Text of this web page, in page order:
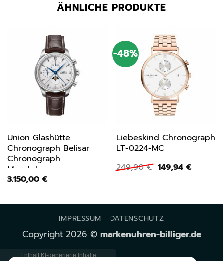
ÄHNLICHE PRODUKTE
Union Glashütte
Chronograph Belisar
Chronograph
Mondphase
D0094251601700
3.150,00 €
-48%
Liebeskind Chronograph
LT-0224-MC
249,90€ Ursprünglicher
Preis
149,94 €
IMPRESSUM DATENSCHUTZ
Copyright 2026 © markenuhren-billiger.de